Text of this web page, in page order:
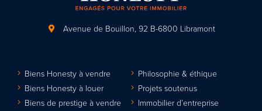
Avenue de Bouillon, 92 B-6800 Libramont
Biens Honesty à vendre
Biens Honesty à louer
Biens de prestige à vendre
Philosophie & éthique
Projets soutenus
Immobilier d’entreprise